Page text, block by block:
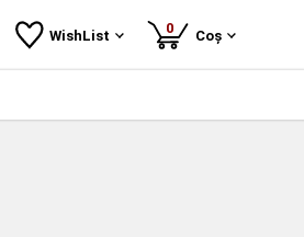
WishList 0produse
Coș